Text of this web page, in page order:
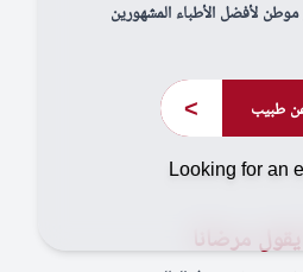
لأفضل الأطباء المشهورين
طبيب >
يقول مرضانا